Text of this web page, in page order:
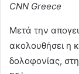
CNN Greece
Μετά την
ακολουθήσει η
δολοφονίας,